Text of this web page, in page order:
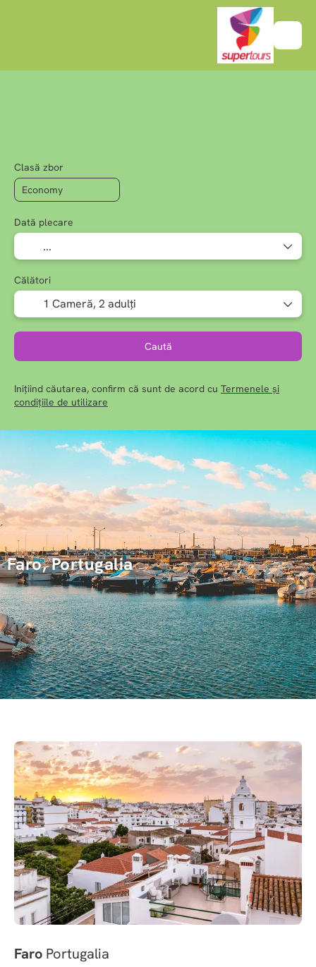
Faro, Portugalia
Clasă zbor
Dată plecare
Călători
1 Cameră, 2 adulți
Caută
Inițiind căutarea, confirm că sunt de acord cu Termenele și
condițiile de utilizare
Faro Portugalia